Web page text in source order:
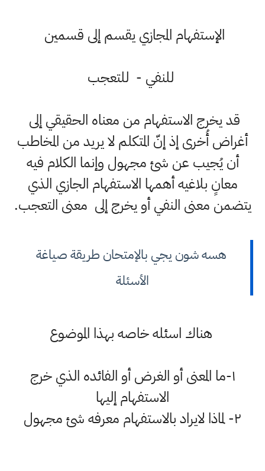
الإستفهام المجازي يقسم إلى قسمين
للنفي - للتعجب
قد يخرج الاستفهام من معناه الحقيقي إلى
أغراض أُخرى إذ إنّ المتكلم لا يريد من المخاطب
أن يُجيب عن شئ مجهول وإنما الكلام فيه
معانٍ بلاغيه أهمها الاستفهام الجازي الذي
يتضمن معنى النفي أو يخرج إلى معنى التعجب.
هسه شون يجي بالإمتحان طريقة صياغة
الأسئلة
هناك اسئله خاصه بهذا الموضوع
١-ما المعنى أو الغرض أو الفائده الذي خرج
الاستفهام إليها
٢- لماذا لايراد بالاستفهام معرفه شئ مجهول